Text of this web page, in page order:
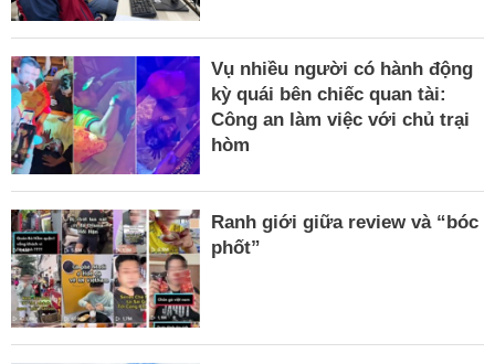
Vụ nhiều người có hành động
kỳ quái bên chiếc quan tài:
Công an làm việc với chủ trại
hòm
Ranh giới giữa review và “bóc
phốt”